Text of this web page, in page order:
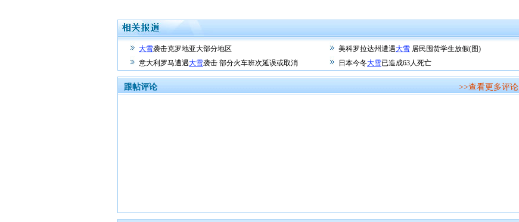
大雪袭击克罗地亚大部分地区 美科罗拉达州遭遇大雪 居民囤货学生放假(图)
意大利罗马遭遇大雪袭击 部分火车班次延误或取消 日本今冬大雪已造成63人死亡
跟帖评论 >>查看更多评论